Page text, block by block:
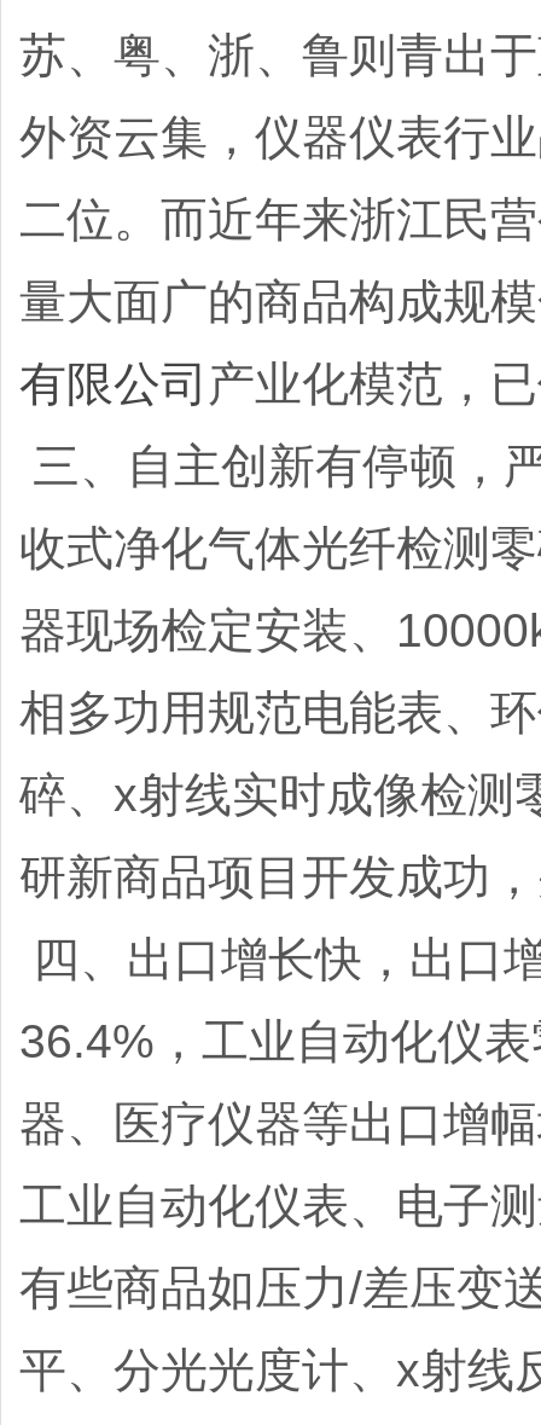
苏、粤、浙、鲁则青出
外资云集，仪器仪表行
二位。而近年来浙江民
量大面广的商品构成规
有限公司 产业化模范，
三、自主创新有停顿，
收式净化气体光纤检测
器现场检定安装、
相多功用规范电能表、
碎、x射线实时成像检测
研新商品项目开发成功
四、出口增长快，出口
36.4%，工业自动化仪
器、医疗仪器等出口增
工业自动化仪表、电子
有些商品如压力/差压变
平、分光光度计、x射线